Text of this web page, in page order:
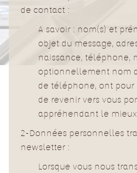
de contact :
A savoir : nom(s) et
objet du message,
naissance, téléphone,
optionnellement nom
de téléphone, ont
de revenir vers vous
appréhendant le
2-Données personnelles
newsletter :
Lorsque vous nous